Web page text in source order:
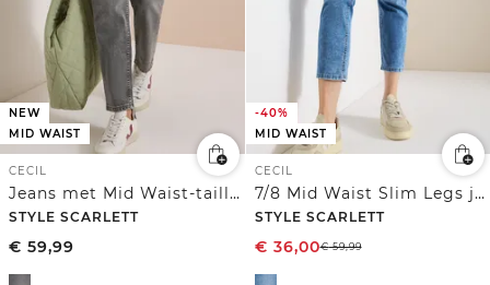
NEW
MID WAIST
CECIL
Jeans met Mid Waist-taille en Slim Leg-pijpen in casual pasvorm
STYLE SCARLETT
€ 59,99
-40%
MID WAIST
CECIL
7/8 Mid Waist Slim Legs jeans in casual fit
STYLE SCARLETT
€ 36,00€59,99